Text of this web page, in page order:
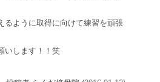
るように取得に向けて練習を頑張
いします！！笑